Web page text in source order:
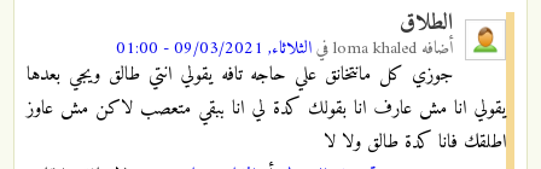
الطلاق
أضافه loma khaledفيالثلاثاء, 09/03/2021 - 01:00
جوزي كل مانتخانق علي حاجه تافه يقولي انتي طالق ويجي بعدها
يقولي انا مش عارف انا بقولك كدة لي انا ببقي متعصب لاكن مش عاوز
اطلقك فانا كدة طالق ولا لا